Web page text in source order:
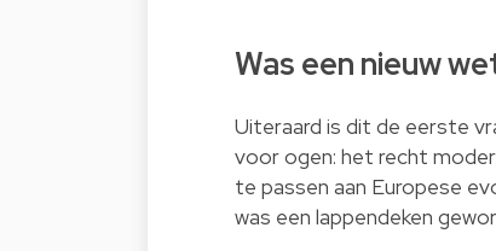
Was een nieuw
Uiteraard is dit de eerste
voor ogen: het recht
te passen aan Europese
was een lappendeken